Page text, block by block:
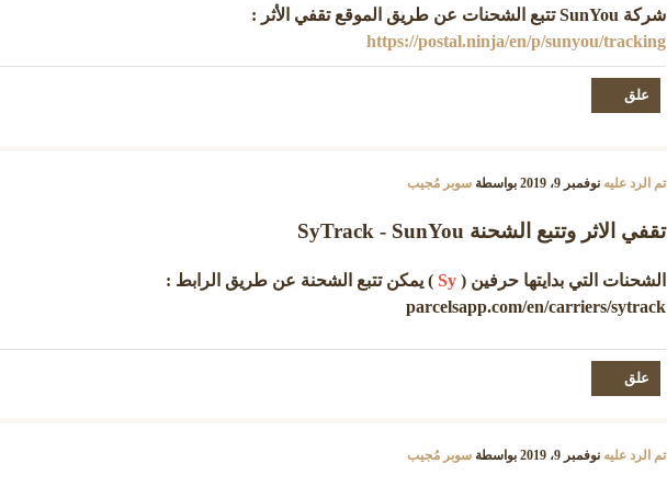
شركة SunYou تتبع الشحنات عن طريق الموقع تقفي الأثر :
https://postal.ninja/en/p/sunyou/tracking
تم الرد عليه نوفمبر 9، 2019 بواسطةسوبر مُجيب
تقفي الاثر وتتبع الشحنة SyTrack - SunYou
الشحنات التي بدايتها حرفين (Sy ) يمكن تتبع الشحنة عن طريق الرابط :
parcelsapp.com/en/carriers/sytrack
تم الرد عليه نوفمبر 9، 2019 بواسطةسوبر مُجيب